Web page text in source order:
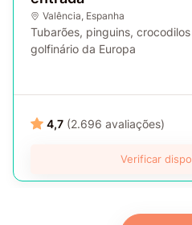
Valência, Espanha
Tubarões, pinguins,
golfinário da Europa
4,7 (2.696 avaliações)
Verificar